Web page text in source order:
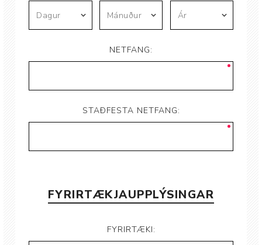
NETFANG:
STAÐFESTA NETFANG:
FYRIRTÆKJAUPPLÝSINGAR
FYRIRTÆKI: